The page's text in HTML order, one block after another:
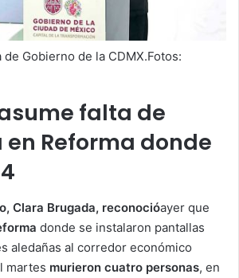
de Gobierno de la CDMX.Fotos:
falta de
Reforma donde
Clara Brugada, reconocióayer que
donde se instalaron pantallas
aledañas al corredor económico
martes murieron cuatro personas, en